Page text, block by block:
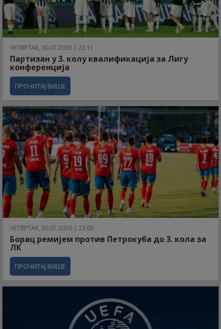
ЧЕТВРТАК, 30.07.2026 | 23:11
Партизан у 3. колу квалификација за Лигу
конференција
ПРОЧИТАЈ ВИШЕ
ЧЕТВРТАК, 30.07.2026 | 23:03
Борац ремијем против Петрокуба до 3. кола за
ЛК
ПРОЧИТАЈ ВИШЕ